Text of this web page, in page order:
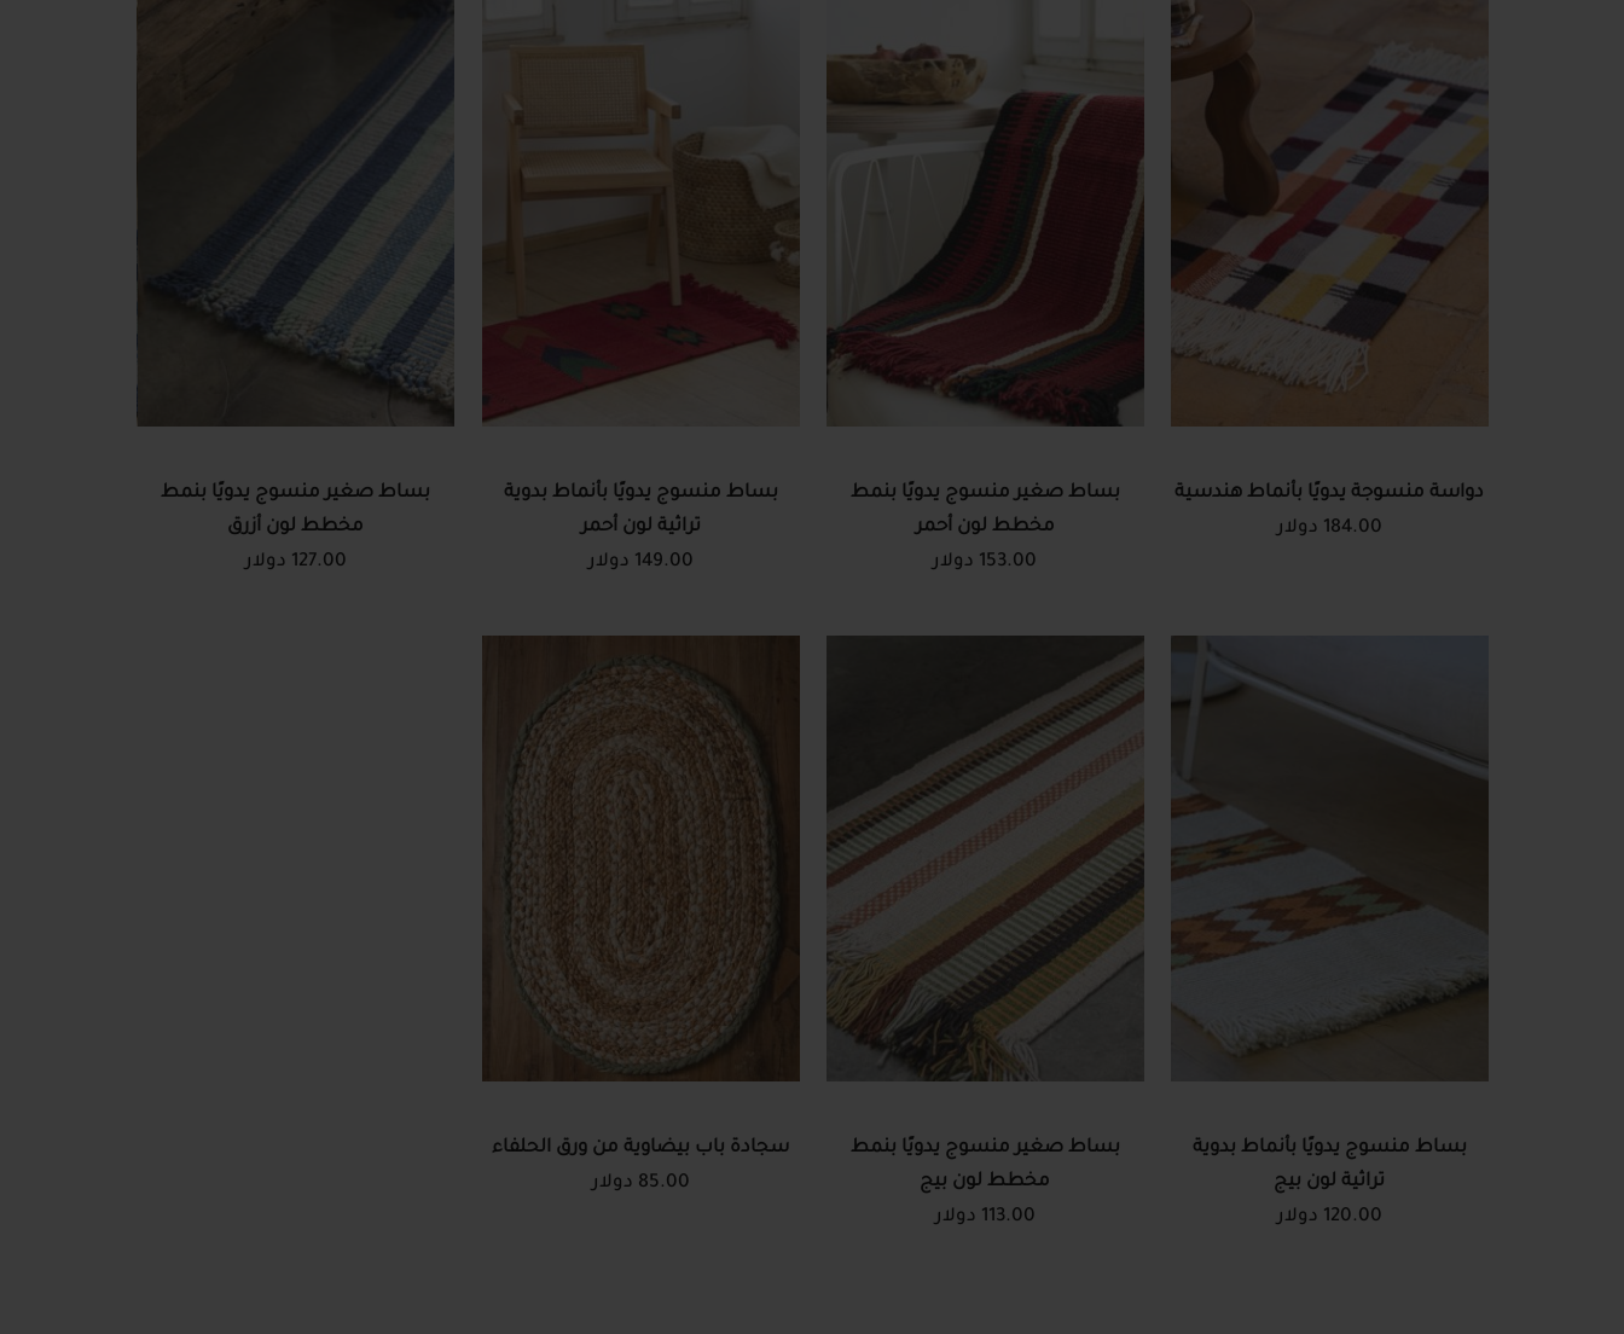
دواسة منسوجة يدويًا بأنماط هندسية
184.00 دولار
بساط صغير منسوج يدويًا بنمط
مخطط لون أحمر
153.00 دولار
بساط منسوج يدويًا بأنماط بدوية
تراثية لون أحمر
149.00 دولار
بساط صغير منسوج يدويًا بنمط
مخطط لون أزرق
127.00 دولار
بساط منسوج يدويًا بأنماط بدوية
تراثية لون بيج
120.00 دولار
بساط صغير منسوج يدويًا بنمط
مخطط لون بيج
113.00 دولار
سجادة باب بيضاوية من ورق الحلفاء
85.00 دولار